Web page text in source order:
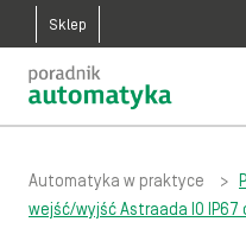
Sklep
Automatyka w praktyce >
wejść/wyjść Astraada IO